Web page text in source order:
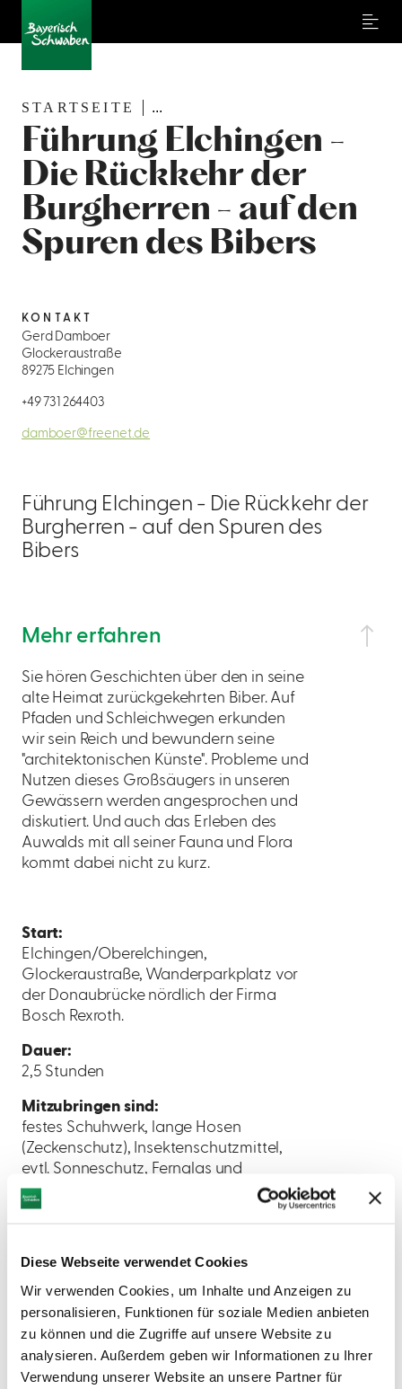
Diese Webseite verwendet Cookies
Wir verwenden Cookies, um Inhalte und Anzeigen zu
personalisieren, Funktionen für soziale Medien anbieten
zu können und die Zugriffe auf unsere Website zu
analysieren. Außerdem geben wir Informationen zu Ihrer
Verwendung unserer Website an unsere Partner für
Menu
STARTSEITE ...
Führung Elchingen -
Die Rückkehr der
Burgherren - auf den
Spuren des Bibers
Führung Elchingen - Die Rückkehr der
Burgherren - auf den Spuren des
Bibers
Mehr erfahren
Sie hören Geschichten über den in seine
alte Heimat zurückgekehrten Biber. Auf
Pfaden und Schleichwegen erkunden
wir sein Reich und bewundern seine
"architektonischen Künste". Probleme und
Nutzen dieses Großsäugers in unseren
Gewässern werden angesprochen und
diskutiert. Und auch das Erleben des
Auwalds mit all seiner Fauna und Flora
kommt dabei nicht zu kurz.
Start:
Elchingen/Oberelchingen,
Glockeraustraße, Wanderparkplatz vor
der Donaubrücke nördlich der Firma
Bosch Rexroth.
Dauer:
2,5 Stunden
Mitzubringen sind:
festes Schuhwerk, lange Hosen
(Zeckenschutz), Insektenschutzmittel,
evtl. Sonneschutz, Fernglas und
Fotoapparat
Anfahrt mit öffentlichen
Verkehrsmitteln
KONTAKT
Gerd Damboer
Glockeraustraße
89275 Elchingen
+49 731 264403
damboer@freenet.de